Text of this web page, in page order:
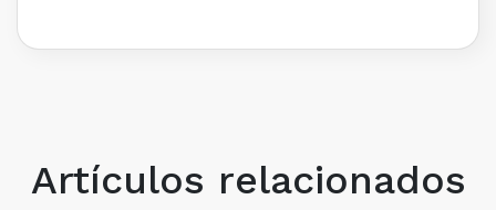
Artículos relacionados